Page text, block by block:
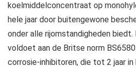
koelmiddelconcentraat op
hele jaar door buitengewone
onder alle rijomstandigheden biedt.
voldoet aan de Britse norm
corrosie-inhibitoren, die tot 2 jaar